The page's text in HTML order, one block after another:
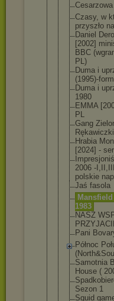
Czasy, w
przyszło
Daniel
[2002]
BBC
PL)
Duma i
(1995)-form
Duma i
1980
EMMA
PL
Gang
Rękawiczki
Hrabia
[2024] -
Impresjoniś
2006 -
polskie
Jaś fasola
1983
NASZ
Pani
Północ
Samotnia
House (
Sezon 1
Squid